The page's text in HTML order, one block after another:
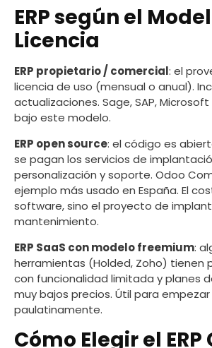
ERP según el
Licencia
ERP propietario / comercial: el
licencia de uso (mensual o anual).
actualizaciones. Sage, SAP,
bajo este modelo.
ERP open source: el código es
se pagan los servicios de
personalización y soporte. Odoo
ejemplo más usado en España. El
software, sino el proyecto de
mantenimiento.
ERP SaaS con modelo freemium:
herramientas (Holded, Zoho) tienen
con funcionalidad limitada y planes
muy bajos precios. Útil para
paulatinamente.
Cómo Elegir el